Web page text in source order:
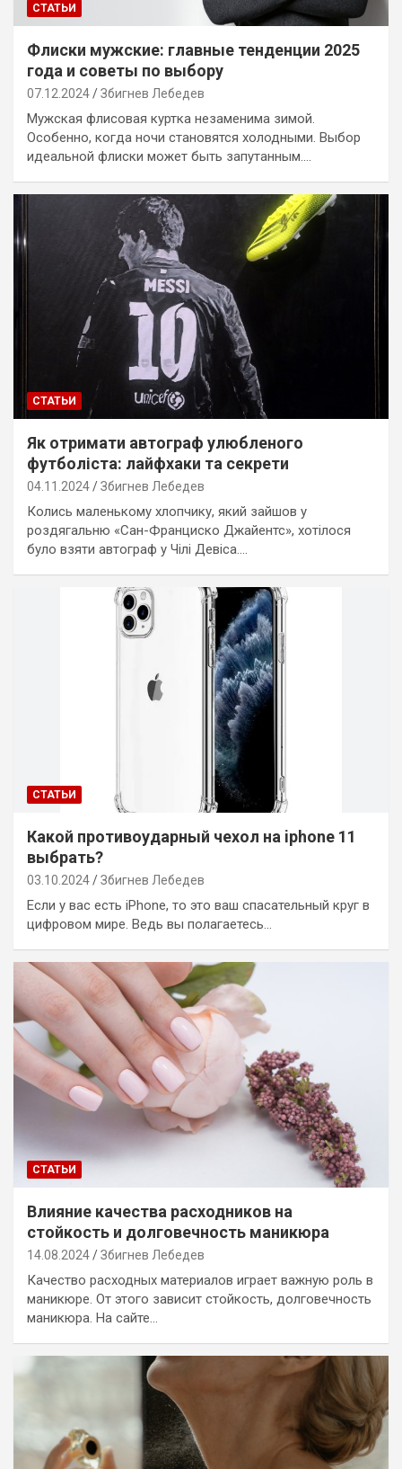
СТАТЬИ
Флиски мужские: главные тенденции 2025
года и советы по выбору
07.12.2024 Збигнев Лебедев
Мужская флисовая куртка незаменима зимой.
Особенно, когда ночи становятся холодными. Выбор
идеальной флиски может быть запутанным.…
СТАТЬИ
Як отримати автограф улюбленого
футболіста: лайфхаки та секрети
04.11.2024 Збигнев Лебедев
Колись маленькому хлопчику, який зайшов у
роздягальню «Сан-Франциско Джайентс», хотілося
було взяти автограф у Чілі Девіса.…
СТАТЬИ
Какой противоударный чехол на iphone 11
выбрать?
03.10.2024 Збигнев Лебедев
Если у вас есть iPhone, то это ваш спасательный круг в
цифровом мире. Ведь вы полагаетесь…
СТАТЬИ
Влияние качества расходников на
стойкость и долговечность маникюра
14.08.2024 Збигнев Лебедев
Качество расходных материалов играет важную роль в
маникюре. От этого зависит стойкость, долговечность
маникюра. На сайте…